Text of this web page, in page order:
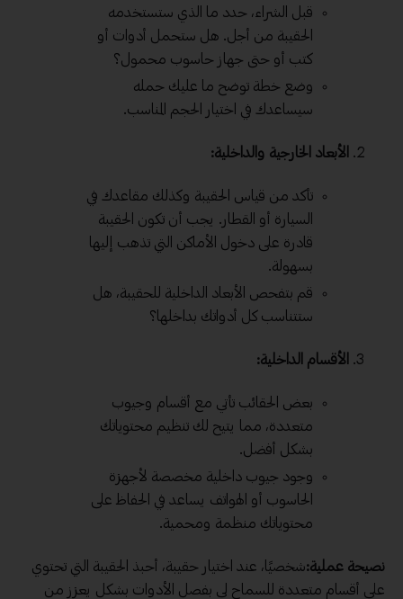
قبل الشراء، حدد ما الذي ستستخدمه
الحقيبة من أجل. هل ستحمل أدوات أو
كتب أو حتى جهاز حاسوب محمول؟
وضع خطة توضح ما عليك حمله
سيساعدك في اختيار الحجم المناسب.
الأبعاد الخارجية والداخلية:
تأكد من قياس الحقيبة وكذلك مقاعدك في
السيارة أو القطار. يجب أن تكون الحقيبة
قادرة على دخول الأماكن التي تذهب إليها
بسهولة.
قم بتفحص الأبعاد الداخلية للحقيبة، هل
ستتناسب كل أدواتك بداخلها؟
الأقسام الداخلية:
بعض الحقائب تأتي مع أقسام وجيوب
متعددة، مما يتيح لك تنظيم محتوياتك
بشكل أفضل.
وجود جيوب داخلية مخصصة لأجهزة
الحاسوب أو الهواتف يساعد في الحفاظ على
محتوياتك منظمة ومحمية.
نصيحة عملية:شخصيًا، عند اختيار حقيبة، أحبذ الحقيبة التي تحتوي
على أقسام متعددة للسماح لي بفصل الأدوات بشكل يعزز من